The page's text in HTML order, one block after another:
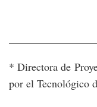
* Directora de
por el Tecnológico